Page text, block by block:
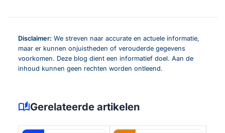
Disclaimer: We streven naar accurate en actuele informatie,
maar er kunnen onjuistheden of verouderde gegevens
voorkomen. Deze blog dient een informatief doel. Aan de
inhoud kunnen geen rechten worden ontleend.
auto_storiesGerelateerde artikelen